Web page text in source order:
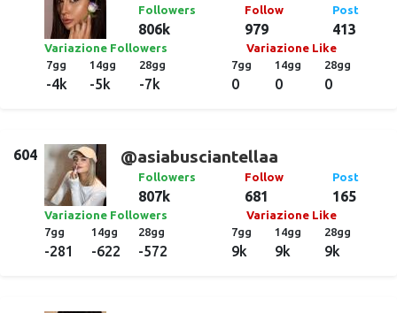
Followers
806k
Follow
979
Post
413
Variazione Followers
7gg
-4k
14gg
-5k
28gg
-7k
Variazione Like
7gg
0
14gg
0
28gg
0
604 @asiabusciantellaa
Followers
807k
Follow
681
Post
165
Variazione Followers
7gg
-281
14gg
-622
28gg
-572
Variazione Like
7gg
9k
14gg
9k
28gg
9k